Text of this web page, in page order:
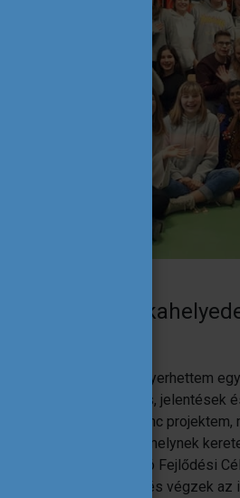
a
során betekintést nyerhettem
végrehajtás, kiértékelés, jelentések
menedzsment. Kedvenc
Cultures néven, melynek
az ENSZ Fenntartható Fejlődési
el, mikor kezdek és végzek